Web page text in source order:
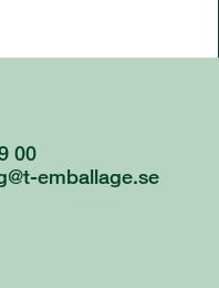
00
emballage.se